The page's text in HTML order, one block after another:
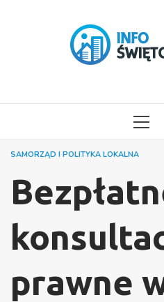
MENU
SAMORZĄD I POLITYKA LOKALNA
prawne